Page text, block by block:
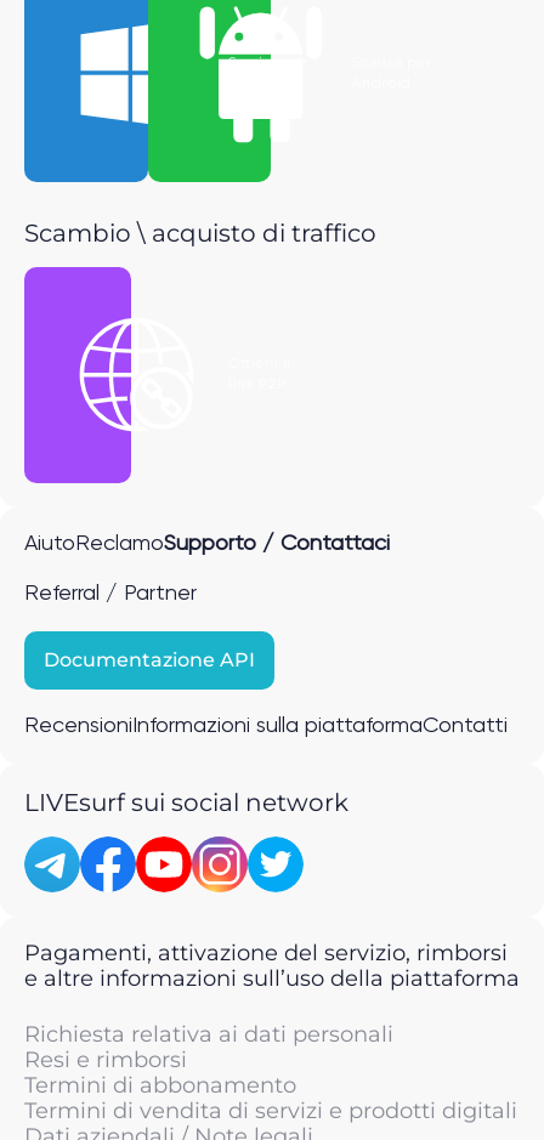
Scarica per
Scambio \ acquisto di traffico
Aiuto ReclamoSupporto / Contattaci
Referral / Partner
Documentazione API
Recensioni Informazioni sulla piattaformaContatti
LIVEsurf sui social network
Pagamenti, attivazione del servizio, rimborsi
e altre informazioni sull’uso della piattaforma
Richiesta relativa ai dati personali
Resi e rimborsi
Termini di abbonamento
Termini di vendita di servizi e prodotti digitali